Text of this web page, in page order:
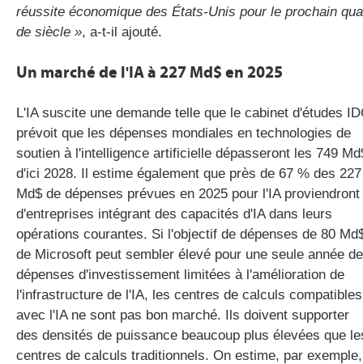
réussite économique des États-Unis pour le prochain
de siècle », a-t-il ajouté.
Un marché de l'IA à 227 Md$ en 2025
L'IA suscite une demande telle que le cabinet d'études
prévoit que les dépenses mondiales en technologies de
soutien à l'intelligence artificielle dépasseront les 749
d'ici 2028. Il estime également que près de 67 % des 227
Md$ de dépenses prévues en 2025 pour l'IA proviendront
d'entreprises intégrant des capacités d'IA dans leurs
opérations courantes. Si l'objectif de dépenses de 80
de Microsoft peut sembler élevé pour une seule année de
dépenses d'investissement limitées à l'amélioration de
l'infrastructure de l'IA, les centres de calculs compatibles
avec l'IA ne sont pas bon marché. Ils doivent supporter
des densités de puissance beaucoup plus élevées que
centres de calculs traditionnels. On estime, par exemple,